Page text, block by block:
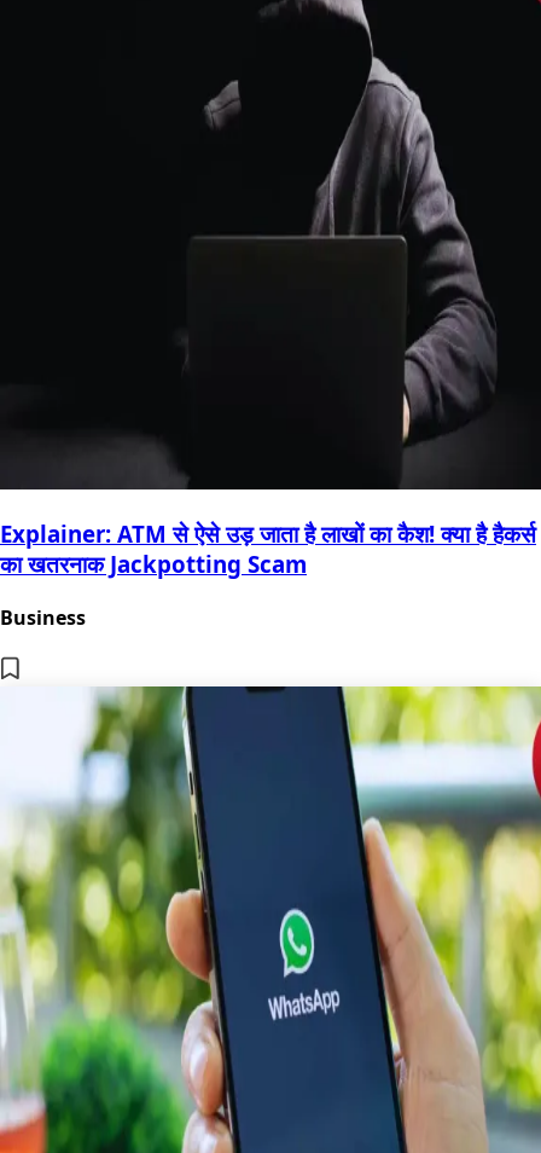
Explainer: ATM से ऐसे उड़ जाता है लाखों का कैश! क्या है हैकर्स
का खतरनाक Jackpotting Scam
Business